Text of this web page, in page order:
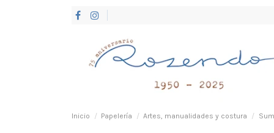
Inicio Papelería Artes, manualidades y costura